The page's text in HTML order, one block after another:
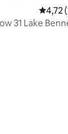
omdömen
4,72
4,72
31 Lake